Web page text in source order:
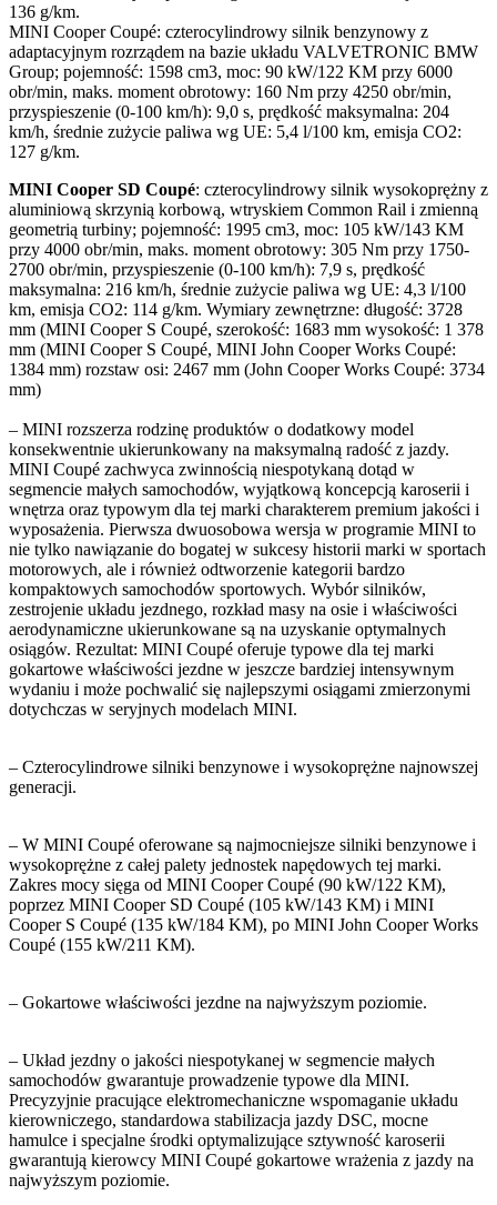
136 g/km.
MINI Cooper Coupé: czterocylindrowy silnik benzynowy z
adaptacyjnym rozrządem na bazie układu VALVETRONIC BMW
Group; pojemność: 1598 cm3, moc: 90 kW/122 KM przy 6000
obr/min, maks. moment obrotowy: 160 Nm przy 4250 obr/min,
przyspieszenie (0-100 km/h): 9,0 s, prędkość maksymalna: 204
km/h, średnie zużycie paliwa wg UE: 5,4 l/100 km, emisja CO2:
127 g/km.
MINI Cooper SD Coupé: czterocylindrowy silnik wysokoprężny z
aluminiową skrzynią korbową, wtryskiem Common Rail i zmienną
geometrią turbiny; pojemność: 1995 cm3, moc: 105 kW/143 KM
przy 4000 obr/min, maks. moment obrotowy: 305 Nm przy 1750-
2700 obr/min, przyspieszenie (0-100 km/h): 7,9 s, prędkość
maksymalna: 216 km/h, średnie zużycie paliwa wg UE: 4,3 l/100
km, emisja CO2: 114 g/km. Wymiary zewnętrzne: długość: 3728
mm (MINI Cooper S Coupé, szerokość: 1683 mm wysokość: 1 378
mm (MINI Cooper S Coupé, MINI John Cooper Works Coupé:
1384 mm) rozstaw osi: 2467 mm (John Cooper Works Coupé: 3734
mm)
– MINI rozszerza rodzinę produktów o dodatkowy model
konsekwentnie ukierunkowany na maksymalną radość z jazdy.
MINI Coupé zachwyca zwinnością niespotykaną dotąd w
segmencie małych samochodów, wyjątkową koncepcją karoserii i
wnętrza oraz typowym dla tej marki charakterem premium jakości i
wyposażenia. Pierwsza dwuosobowa wersja w programie MINI to
nie tylko nawiązanie do bogatej w sukcesy historii marki w sportach
motorowych, ale i również odtworzenie kategorii bardzo
kompaktowych samochodów sportowych. Wybór silników,
zestrojenie układu jezdnego, rozkład masy na osie i właściwości
aerodynamiczne ukierunkowane są na uzyskanie optymalnych
osiągów. Rezultat: MINI Coupé oferuje typowe dla tej marki
gokartowe właściwości jezdne w jeszcze bardziej intensywnym
wydaniu i może pochwalić się najlepszymi osiągami zmierzonymi
dotychczas w seryjnych modelach MINI.
– Czterocylindrowe silniki benzynowe i wysokoprężne najnowszej
generacji.
– W MINI Coupé oferowane są najmocniejsze silniki benzynowe i
wysokoprężne z całej palety jednostek napędowych tej marki.
Zakres mocy sięga od MINI Cooper Coupé (90 kW/122 KM),
poprzez MINI Cooper SD Coupé (105 kW/143 KM) i MINI
Cooper S Coupé (135 kW/184 KM), po MINI John Cooper Works
Coupé (155 kW/211 KM).
– Gokartowe właściwości jezdne na najwyższym poziomie.
– Układ jezdny o jakości niespotykanej w segmencie małych
samochodów gwarantuje prowadzenie typowe dla MINI.
Precyzyjnie pracujące elektromechaniczne wspomaganie układu
kierowniczego, standardowa stabilizacja jazdy DSC, mocne
hamulce i specjalne środki optymalizujące sztywność karoserii
gwarantują kierowcy MINI Coupé gokartowe wrażenia z jazdy na
najwyższym poziomie.